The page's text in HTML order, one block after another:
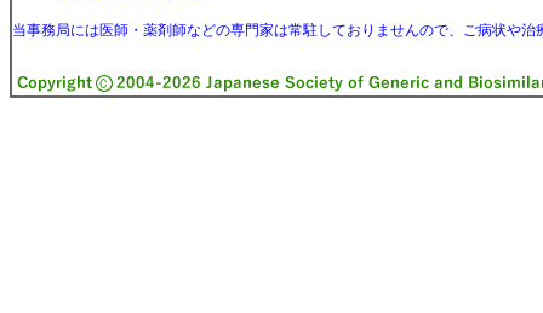
当事務局には医師・薬剤師などの専門家は常駐しておりませんので、ご病状や